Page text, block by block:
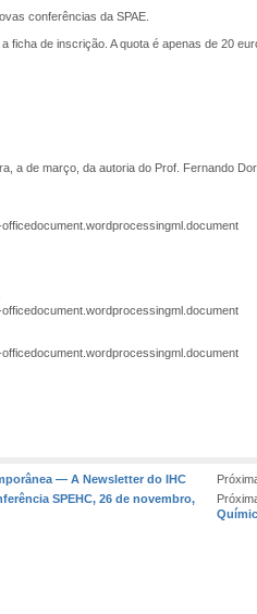
conferências da SPAE.
ficha de inscrição. A quota é apenas de 20
a de março, da autoria do Prof. Fernando
— A Newsletter do IHC
SPEHC, 26 de novembro,